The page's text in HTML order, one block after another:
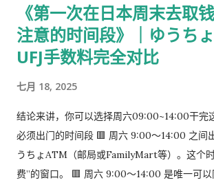
ク」， 没有指定必须 Plus，也没有写必须本
易书留】寄给入管 把以下 3 样东西一起放入一
手数料纳付书（已贴印纸） 当前持有的在留卡
ーパック（对折） 信封要求： 角2 或 角4 都
入管、邮局 没有尺寸指定 用你手上的那个即可
《第一次在日本周末去取
注意的时间段》｜ゆうち
UFJ手数料完全对比
七月 18, 2025
结论来讲，你可以选择周六09:00~14:00干完
必须出门的时间段 🟥 周六 9:00～14:00 之间
うちょATM（邮局或FamilyMart等）。这个
费”的窗口。 🟥 周六 9:00～14:00 是唯一可